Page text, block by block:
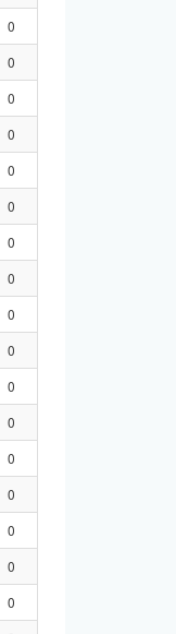
0
0
0
0
0
0
0
0
0
0
0
0
0
0
0
0
0